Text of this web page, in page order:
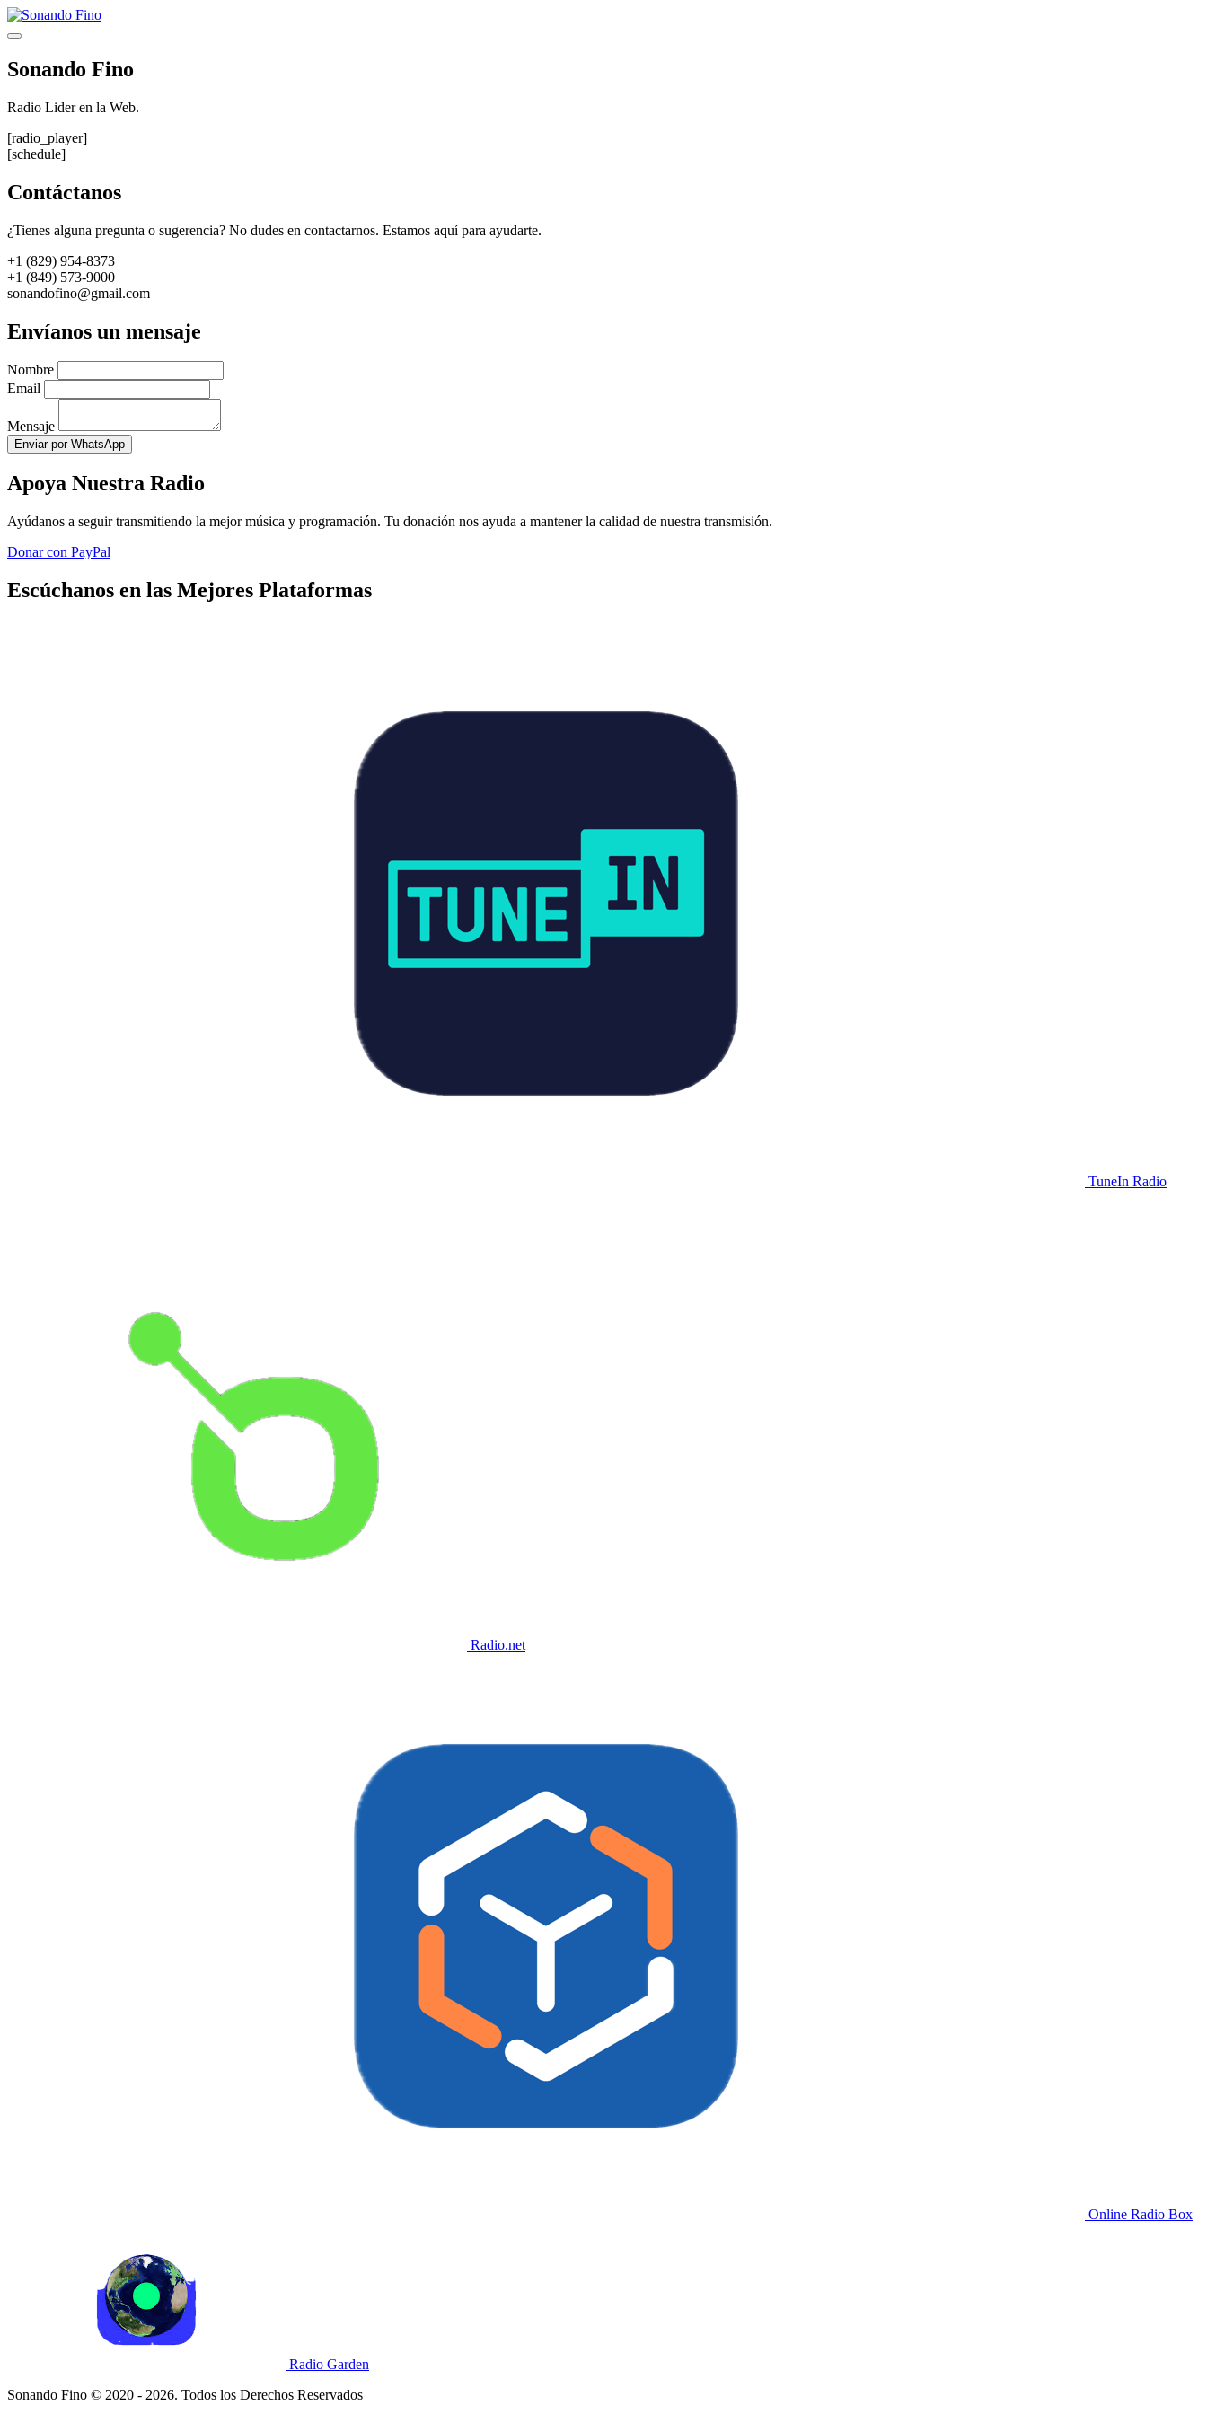
Saltar
al
Menú
Sonando Fino
Radio Lider en la Web.
[radio_player]
[schedule]
Contáctanos
¿Tienes alguna pregunta o sugerencia? No dudes en contactarnos. Estamos aquí para ayudarte.
+1 (829) 954-8373
+1 (849) 573-9000
sonandofino@gmail.com
Envíanos un mensaje
Nombre
Email
Mensaje
Enviar por WhatsApp
Apoya Nuestra Radio
Ayúdanos a seguir transmitiendo la mejor música y programación. Tu donación nos ayuda a mantener la calidad de nuestra transmisión.
Donar con PayPal
Escúchanos en las Mejores Plataformas
TuneIn Radio
Radio.net
Online Radio Box
Radio Garden
Sonando Fino © 2020 - 2026. Todos los Derechos Reservados